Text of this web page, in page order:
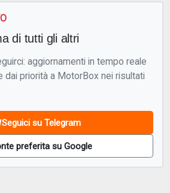
di tutti gli altri
aggiornamenti in tempo reale
dai priorità a MotorBox nei risultati
Seguici su Telegram
preferita su Google